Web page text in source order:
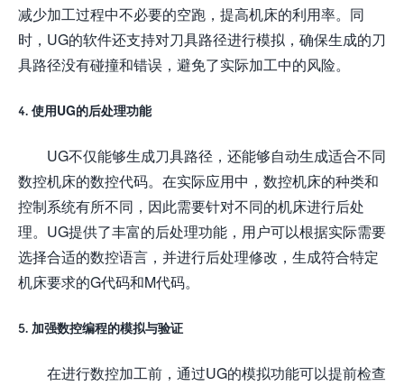
减少加工过程中不必要的空跑，提高机床的利用率。同
时，UG的软件还支持对刀具路径进行模拟，确保生成的刀
具路径没有碰撞和错误，避免了实际加工中的风险。
4. 使用UG的后处理功能
UG不仅能够生成刀具路径，还能够自动生成适合不同
数控机床的数控代码。在实际应用中，数控机床的种类和
控制系统有所不同，因此需要针对不同的机床进行后处
理。UG提供了丰富的后处理功能，用户可以根据实际需要
选择合适的数控语言，并进行后处理修改，生成符合特定
机床要求的G代码和M代码。
5. 加强数控编程的模拟与验证
在进行数控加工前，通过UG的模拟功能可以提前检查